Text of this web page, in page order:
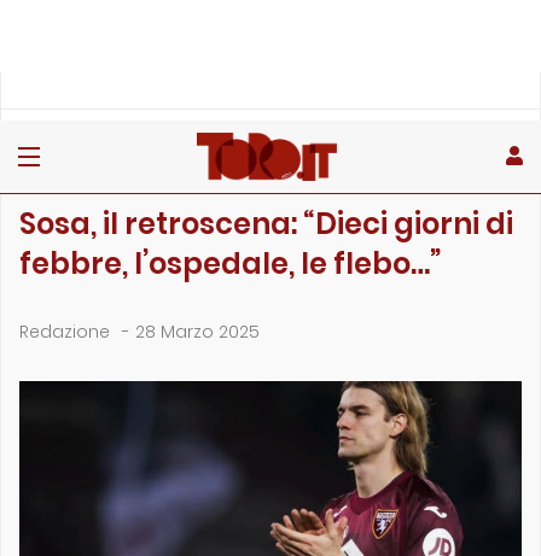
Sosa, il retroscena: “Dieci giorni di
febbre, l’ospedale, le flebo…”
Redazione - 28 Marzo 2025